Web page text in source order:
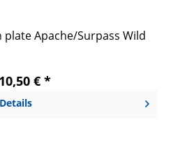
Apache/Surpass Wild
10,50 € *
Details